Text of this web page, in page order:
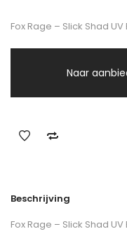
Fox Rage – Slick Shad
Naar
Beschrijving
Fox Rage – Slick Shad UV